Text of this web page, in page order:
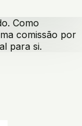
Como
comissão por
para si.